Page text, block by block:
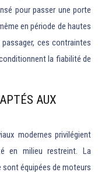
pour passer une porte
en période de hautes
ces contraintes
la fiabilité de
AUX
modernes privilégient
en milieu restreint. La
équipées de moteurs